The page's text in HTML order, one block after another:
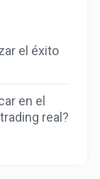
el éxito
en el
real?